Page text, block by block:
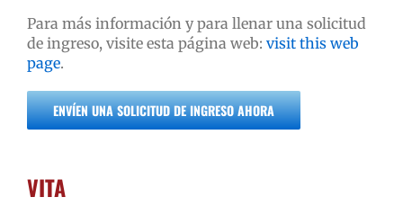
Para más información y para llenar una solicitud
de ingreso, visite esta página web: visit this web
page.
ENVÍEN UNA SOLICITUD DE INGRESO AHORA
VITA